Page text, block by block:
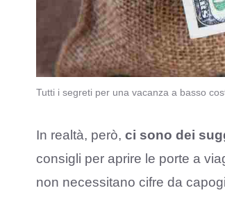
Tutti i segreti per una vacanza a basso
In realtà, però, ci sono dei
consigli per aprire le porte a
non necessitano cifre da